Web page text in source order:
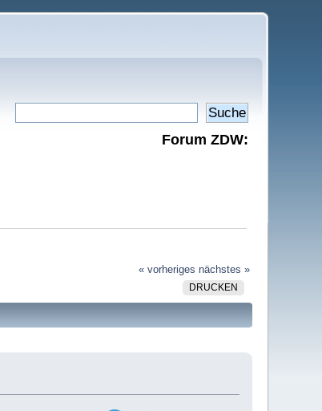
Forum ZDW:
« vorheriges nächstes »
DRUCKEN